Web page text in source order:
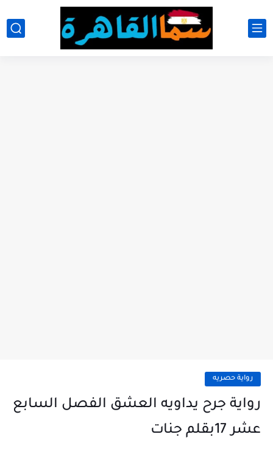
رواية حصريه
رواية جرح يداويه العشق الفصل السابع
عشر 17بقلم جنات